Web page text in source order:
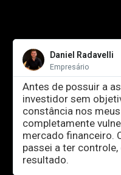
Daniel Radavelli
Empresário
Antes de possuir a
investidor sem
constância nos
completamente
mercado financeiro.
passei a ter
resultado.